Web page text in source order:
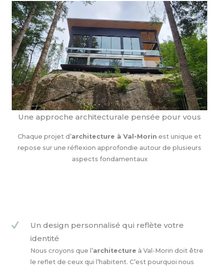
Une approche architecturale pensée pour vous
Chaque projet d’architecture à Val-Morin est unique et
repose sur une réflexion approfondie autour de plusieurs
aspects fondamentaux
Un design personnalisé qui reflète votre
identité
Nous croyons que l’architecture à Val-Morin doit être
le reflet de ceux qui l’habitent. C’est pourquoi nous